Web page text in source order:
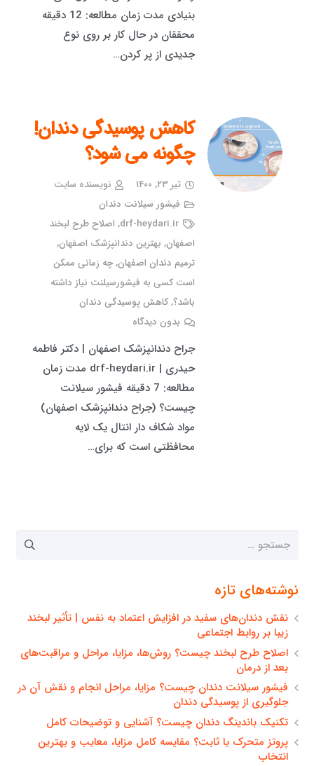
بنیادی مدت زمان مطالعه: 12 دقیقه
محققان در حال کار بر روی نوع
جدیدی از پر کردن…
کاهش پوسیدگی دندان!
چگونه می شود؟
تیر ۲۳, ۱۴۰۰
نویسنده سایت
فیشور سیلانت دندان
drf-heydari.ir
, اصلاح طرح لبخند
اصفهان, بهترین دندانپزشک اصفهان,
ترمیم دندان اصفهان,چه زمانی ممکن
است کسی به فیشورسیلنت نیاز داشته
باشد؟,کاهش پوسیدگی دندان
بدون دیدگاه
جراح دندانپزشک اصفهان | دکتر فاطمه
حیدری | drf-heydari.ir مدت زمان
مطالعه: 7 دقیقه فیشور سیلانت
چیست؟ (جراح دندانپزشک اصفهان)
مواد شکاف دار انتال یک لایه
محافظتی است که برای…
جستجو
نوشته‌های تازه
نقش دندان‌های سفید در افزایش اعتماد به نفس | تأثیر لبخند
زیبا بر روابط اجتماعی
اصلاح طرح لبخند چیست؟ روش‌ها، مزایا، مراحل و مراقبت‌های
بعد از درمان
فیشور سیلانت دندان چیست؟ مزایا، مراحل انجام و نقش آن در
جلوگیری از پوسیدگی دندان
تکنیک باندینگ دندان چیست؟ آشنایی و توضیحات کامل
پروتز متحرک یا ثابت؟ مقایسه کامل مزایا، معایب و بهترین
انتخاب